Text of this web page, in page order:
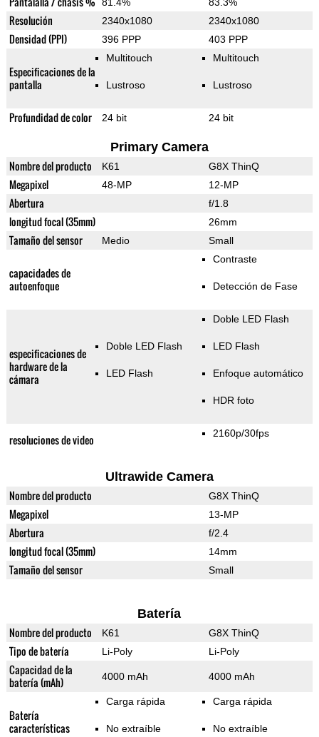
Resolución 2340x1080 2340x1080
Densidad (PPI) 396 PPP 403 PPP
Especificaciones de la
pantalla
Multitouch
Lustroso
Multitouch
Lustroso
Profundidad de color 24 bit 24 bit
Primary Camera
Nombre del producto K61 G8X ThinQ
Megapixel 48-MP 12-MP
Abertura f/1.8
longitud focal (35mm) 26mm
Tamaño del sensor Medio Small
capacidades de
autoenfoque
Contraste
Detección de Fase
especificaciones de
hardware de la
cámara
Doble LED Flash
LED Flash
Doble LED Flash
LED Flash
Enfoque automático
HDR foto
resoluciones de video 2160p/30fps
Ultrawide Camera
Nombre del producto G8X ThinQ
Megapixel 13-MP
Abertura f/2.4
longitud focal (35mm) 14mm
Tamaño del sensor Small
Batería
Nombre del producto K61 G8X ThinQ
Tipo de batería Li-Poly Li-Poly
Capacidad de la
batería (mAh)
4000 mAh 4000 mAh
Batería
características
Carga rápida
No extraíble
Carga rápida
No extraíble